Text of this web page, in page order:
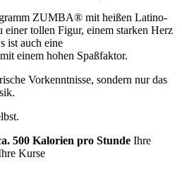
ZUMBA® mit heißen Latino-
tollen Figur, einem starken Herz
ist auch eine
einem hohen Spaßfaktor.
Vorkenntnisse, sondern nur das
500 Kalorien pro Stunde Ihre
Kurse